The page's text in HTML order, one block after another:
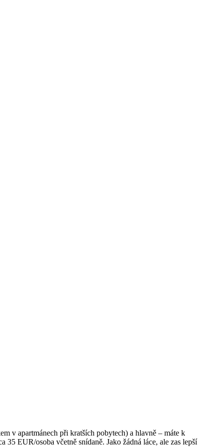
v apartmánech při kratších pobytech) a hlavně – máte k
EUR/osoba včetně snídaně. Jako žádná láce, ale zas lepší